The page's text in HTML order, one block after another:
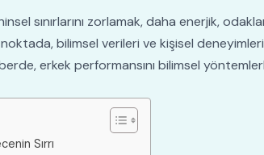
sınırlarını zorlamak, daha enerjik,
bilimsel verileri ve kişisel
erkek performansını bilimsel
Sırrı